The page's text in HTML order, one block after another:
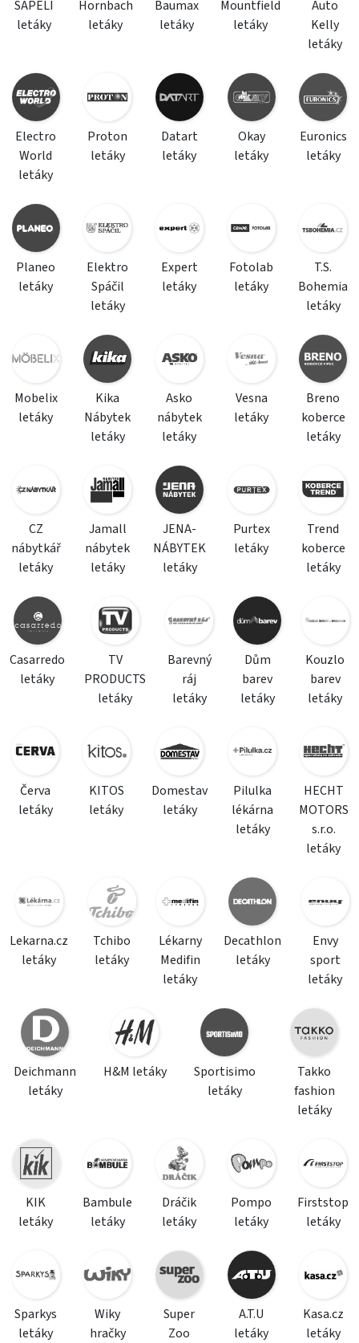
SAPELI
letáky
Hornbach
letáky
Baumax
letáky
Mountfield
letáky
Auto
Kelly
letáky
Electro
World
letáky
Proton
letáky
Datart
letáky
Okay
letáky
Euronics
letáky
Planeo
letáky
Elektro
Spáčil
letáky
Expert
letáky
Fotolab
letáky
T.S.
Bohemia
letáky
Mobelix
letáky
Kika
Nábytek
letáky
Asko
nábytek
letáky
Vesna
letáky
Breno
koberce
letáky
CZ
nábytkář
letáky
Jamall
nábytek
letáky
JENA-
NÁBYTEK
letáky
Purtex
letáky
Trend
koberce
letáky
Casarredo
letáky
TV
PRODUCTS
letáky
Barevný
ráj
letáky
Dům
barev
letáky
Kouzlo
barev
letáky
Červa
letáky
KITOS
letáky
Domestav
letáky
Pilulka
lékárna
letáky
HECHT
MOTORS
s.r.o.
letáky
Lekarna.cz
letáky
Tchibo
letáky
Lékarny
Medifin
letáky
Decathlon
letáky
Envy
sport
letáky
Deichmann
letáky
H&M letáky
Sportisimo
letáky
Takko
fashion
letáky
KIK
letáky
Bambule
letáky
Dráčik
letáky
Pompo
letáky
Firststop
letáky
Sparkys
letáky
Wiky
hračky
Super
Zoo
A.T.U
letáky
Kasa.cz
letáky